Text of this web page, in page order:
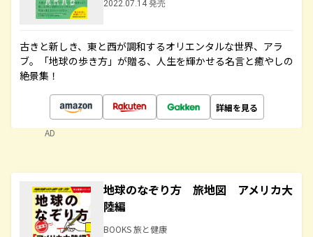
2022.07.14 発売
古きと新しき、東と西が調和するオリエンタルな世界、アラ
ブ。「地球の歩き方」が贈る、人生を輝かせる名言と癒やしの
絶景集！
詳細を見る
AD
地球のなぞり方 旅地図 アメリカ大
陸編
BOOKS 旅と健康